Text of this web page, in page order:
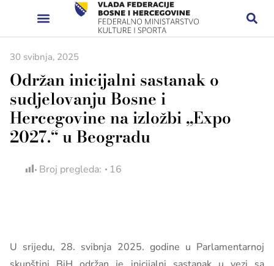
30 svibnja, 2025
Održan inicijalni sastanak o
sudjelovanju Bosne i
Hercegovine na izložbi „Expo
2027.“ u Beogradu
Broj pregleda: 16
U srijedu, 28. svibnja 2025. godine u Parlamentarnoj